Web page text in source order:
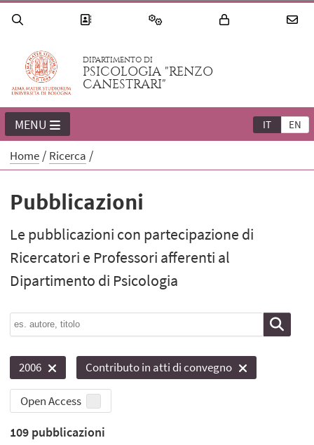
DIPARTIMENTO DI
PSICOLOGIA "RENZO
CANESTRARI"
IT EN
MENU
Home Ricerca
Pubblicazioni
Le pubblicazioni con partecipazione di
Ricercatori e Professori afferenti al
Dipartimento di Psicologia
2006 Contributo in atti di convegno
Open Access
109 pubblicazioni